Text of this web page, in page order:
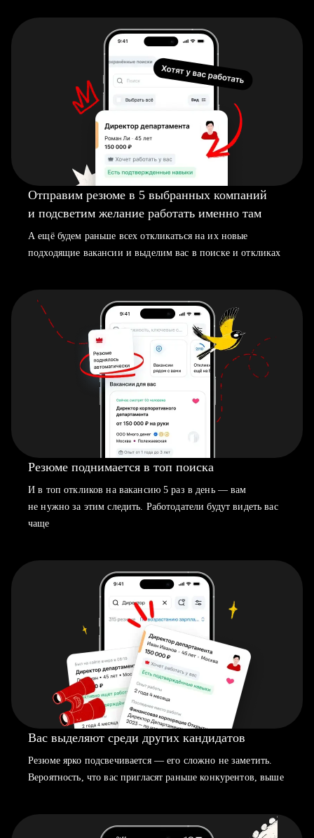
Отправим резюме в 5 выбранных компаний
и подсветим желание работать именно там
А ещё будем раньше всех откликаться на их новые
подходящие вакансии и выделим вас в поиске и откликах
Резюме поднимается в топ поиска
И в топ откликов на вакансию 5 раз в день — вам
не нужно за этим следить. Работодатели будут видеть вас
чаще
Вас выделяют среди других кандидатов
Резюме ярко подсвечивается — его сложно не заметить.
Вероятность, что вас пригласят раньше конкурентов, выше